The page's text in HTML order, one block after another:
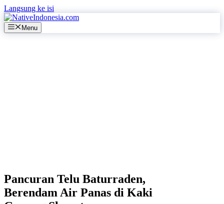
Langsung ke isi
Menu
Pancuran Telu Baturraden,
Berendam Air Panas di Kaki